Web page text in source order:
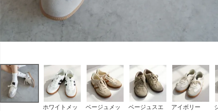
ホワイトメッ
ベージュメッ
ベージュスエ
アイボリー